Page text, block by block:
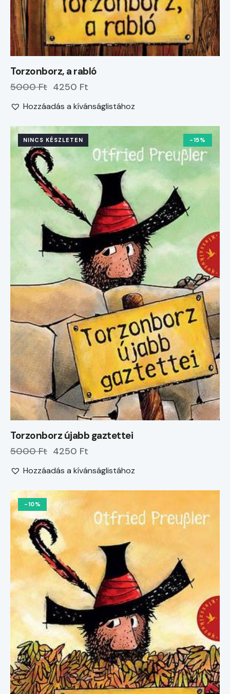
Torzonborz, a rabló
5000 Ft 4250 Ft
Hozzáadás a kívánságlistához
NINCS KÉSZLETEN -15%
Torzonborz újabb gaztettei
5000 Ft 4250 Ft
Hozzáadás a kívánságlistához
-10%